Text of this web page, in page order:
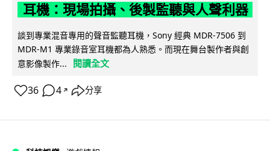
耳機：現場拍攝、後製監聽與人聲利器
談到專業混音專用的聲音監聽耳機，Sony 經典 MDR-7506 到
MDR-M1 專業錄音室耳機都為人熟悉。而現在舞台製作者與創
意影像製作...
閱讀全文
36 4 ↗ 分享